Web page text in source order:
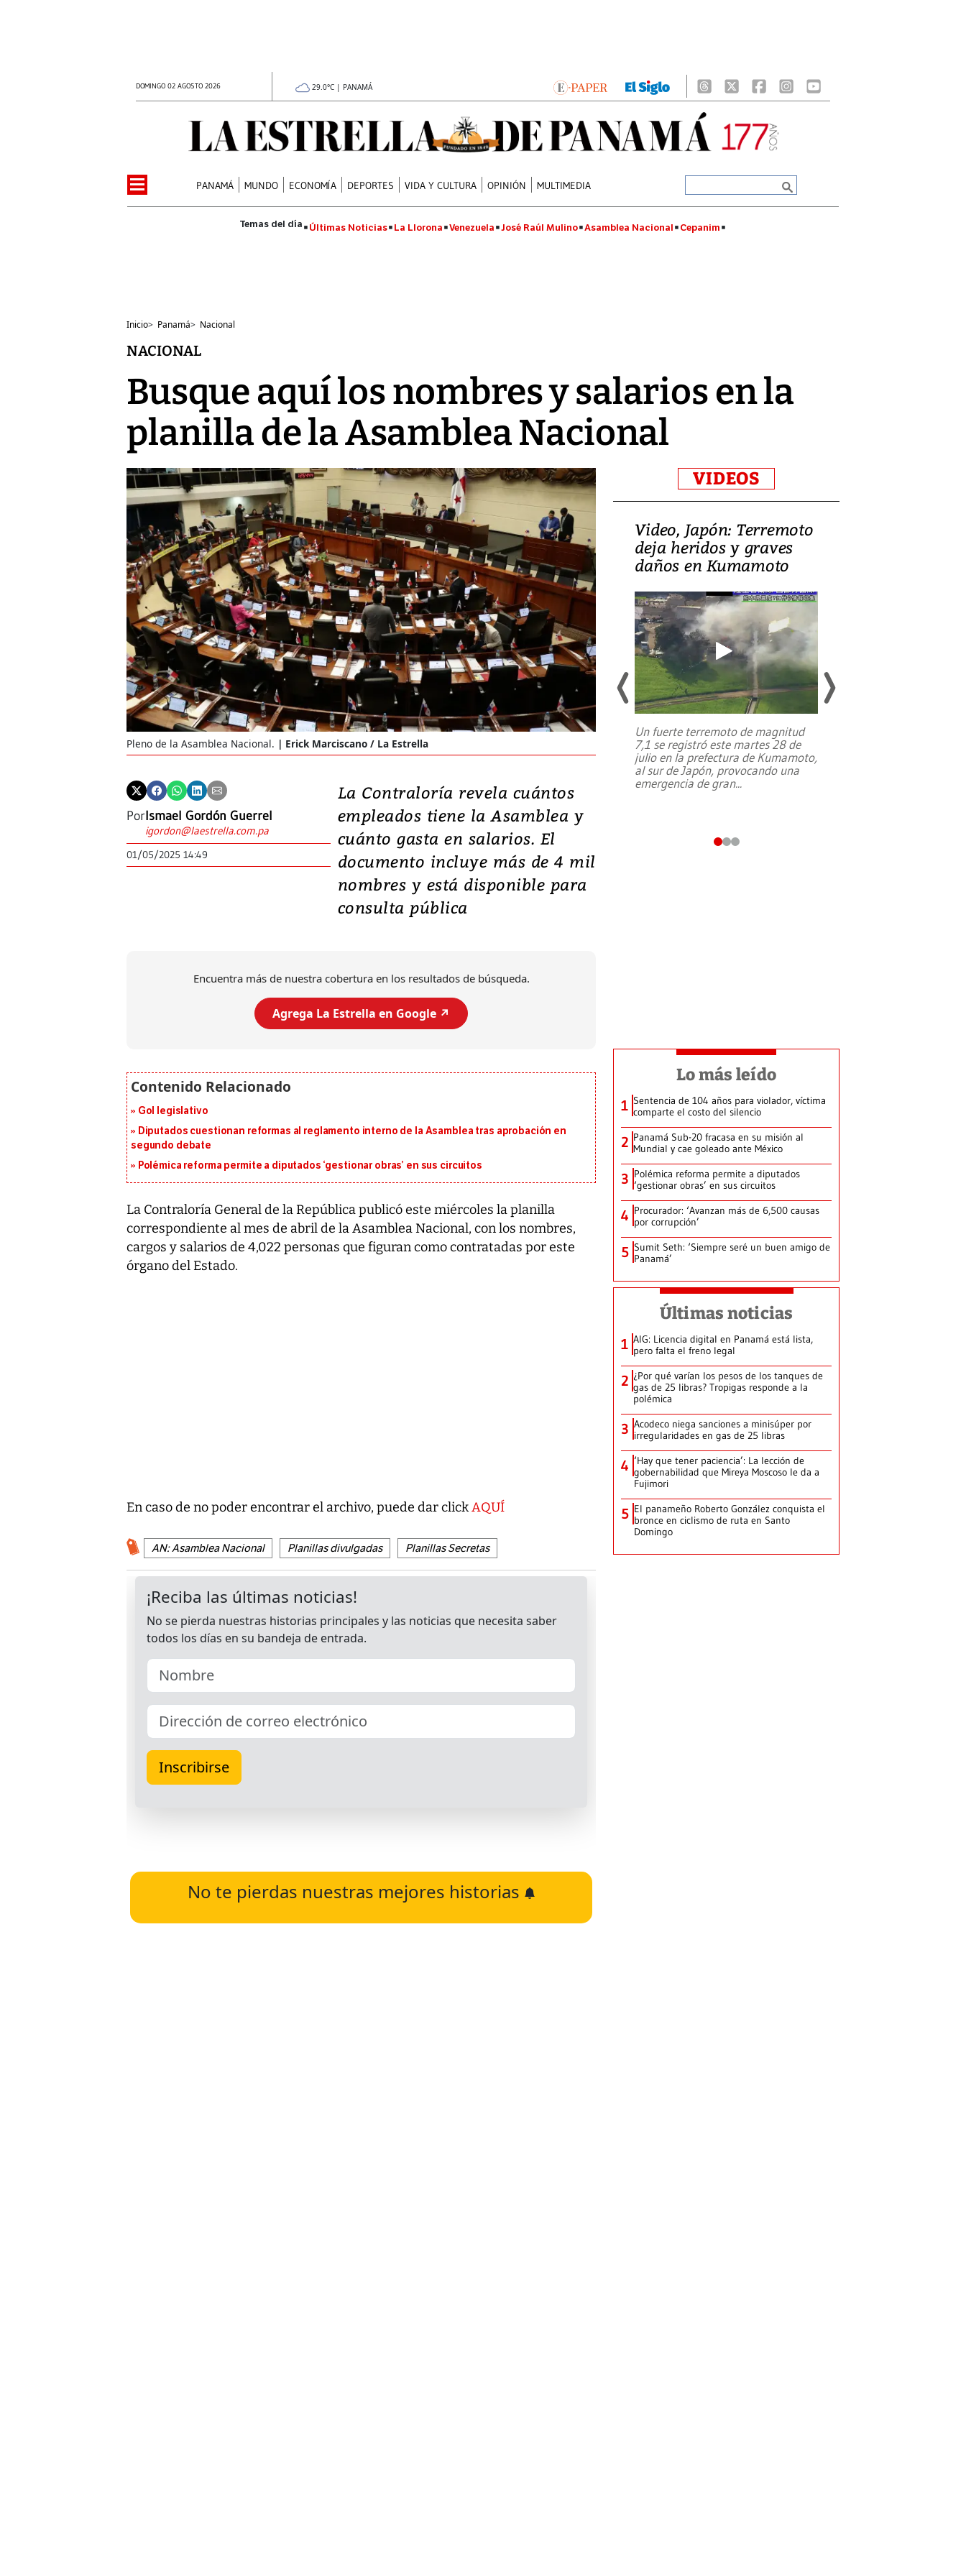
DOMINGO 02 AGOSTO 2026 29.0°C | PANAMÁ
PANAMÁ MUNDO ECONOMÍA DEPORTES VIDA Y CULTURA OPINIÓN MULTIMEDIA
Últimas Noticias La Llorona Venezuela José Raúl Mulino Asamblea Nacional Cepanim
Inicio> Panamá> Nacional
NACIONAL
Busque aquí los nombres y salarios en la
planilla de la Asamblea Nacional
Pleno de la Asamblea Nacional. Erick Marciscano / La Estrella
PorIsmael Gordón Guerrel
igordon@laestrella.com.pa
01/05/2025 14:49
La Contraloría revela cuántos
empleados tiene la Asamblea y
cuánto gasta en salarios. El
documento incluye más de 4 mil
nombres y está disponible para
consulta pública
Encuentra más de nuestra cobertura en los resultados de búsqueda.
Agrega La Estrella en Google ↗️
Gol legislativo
Diputados cuestionan reformas al reglamento interno de la Asamblea tras aprobación en
segundo debate
Polémica reforma permite a diputados ‘gestionar obras’ en sus circuitos
La Contraloría General de la República publicó este miércoles la planilla
correspondiente al mes de abril de la Asamblea Nacional, con los nombres,
cargos y salarios de 4,022 personas que figuran como contratadas por este
órgano del Estado.
En caso de no poder encontrar el archivo, puede dar clickAQUÍ
AN: Asamblea Nacional Planillas divulgadas Planillas Secretas
No te pierdas nuestras mejores historias
VIDEOS
Isidro Carbonell,
director de la Lotería:
‘Vamos a ser más
transparentes, tengan fe
El director de la Lotería Nacional de
plan para modernizar la institución
Video, Japón: Terremoto
deja heridos y graves
daños en Kumamoto
Un fuerte terremoto de magnitud
7,1 se registró este martes 28 de
julio en la prefectura de Kumamoto,
al sur de Japón, provocando una
emergencia de gran...
Lo más leído
1 Sentencia de 104 años para violador, víctima
comparte el costo del silencio
2 Panamá Sub-20 fracasa en su misión al
Mundial y cae goleado ante México
3 Polémica reforma permite a diputados
‘gestionar obras’ en sus circuitos
4 Procurador: ‘Avanzan más de 6,500 causas
por corrupción’
5 Sumit Seth: ‘Siempre seré un buen amigo de
Panamá’
Últimas noticias
1 AIG: Licencia digital en Panamá está lista,
pero falta el freno legal
2 ¿Por qué varían los pesos de los tanques de
gas de 25 libras? Tropigas responde a la
polémica
3 Acodeco niega sanciones a minisúper por
irregularidades en gas de 25 libras
4 ‘Hay que tener paciencia’: La lección de
gobernabilidad que Mireya Moscoso le da a
Fujimori
5 El panameño Roberto González conquista el
bronce en ciclismo de ruta en Santo
Domingo